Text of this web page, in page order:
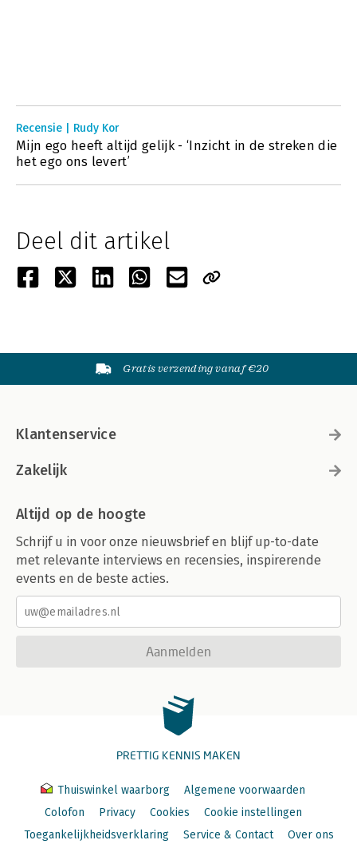
Recensie | Rudy Kor
Mijn ego heeft altijd gelijk - ‘Inzicht in de streken die
het ego ons levert’
Deel dit artikel
Gratis verzending vanaf €20
Klantenservice
Zakelijk
Altijd op de hoogte
Schrijf u in voor onze nieuwsbrief en blijf up-to-date
met relevante interviews en recensies, inspirerende
events en de beste acties.
Aanmelden
PRETTIG KENNIS MAKEN
Thuiswinkel waarborg
Algemene voorwaarden
Colofon
Privacy Cookies
Cookie instellingen
Toegankelijkheidsverklaring
Service & Contact Over ons